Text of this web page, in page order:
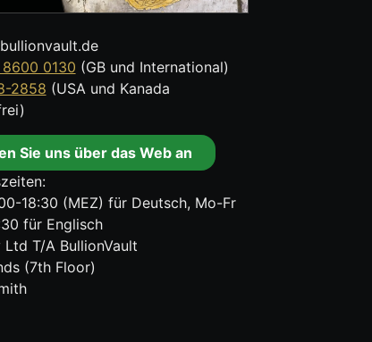
0130 (GB und International)
2858 (USA und Kanada
Sie uns über das Web an
18:30 (MEZ) für Deutsch, Mo-Fr
für Englisch
Ltd T/A BullionVault
(7th Floor)